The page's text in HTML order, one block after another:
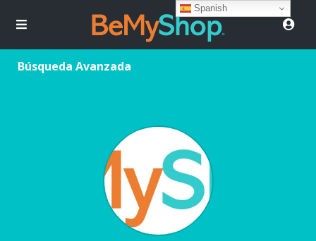
Búsqueda Avanzada
Spanish